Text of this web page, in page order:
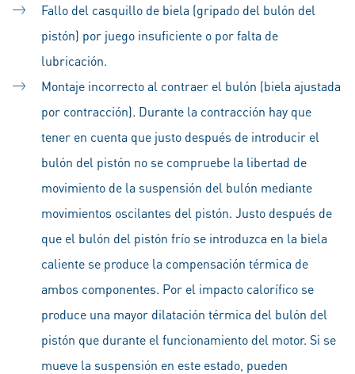
Fallo del casquillo de biela (gripado del bulón del
pistón) por juego insuficiente o por falta de
lubricación.
Montaje incorrecto al contraer el bulón (biela ajustada
por contracción). Durante la contracción hay que
tener en cuenta que justo después de introducir el
bulón del pistón no se compruebe la libertad de
movimiento de la suspensión del bulón mediante
movimientos oscilantes del pistón. Justo después de
que el bulón del pistón frío se introduzca en la biela
caliente se produce la compensación térmica de
ambos componentes. Por el impacto calorífico se
produce una mayor dilatación térmica del bulón del
pistón que durante el funcionamiento del motor. Si se
mueve la suspensión en este estado, pueden